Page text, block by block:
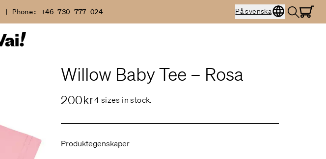
| Phone: +46 730 777 024 På svenska
Willow Baby Tee – Rosa
200kr4 sizes in stock.
Produktegenskaper